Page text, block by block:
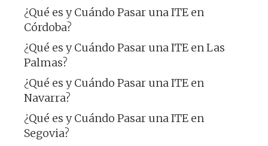
¿Qué es y Cuándo Pasar una ITE en
Córdoba?
¿Qué es y Cuándo Pasar una ITE en Las
Palmas?
¿Qué es y Cuándo Pasar una ITE en
Navarra?
¿Qué es y Cuándo Pasar una ITE en
Segovia?